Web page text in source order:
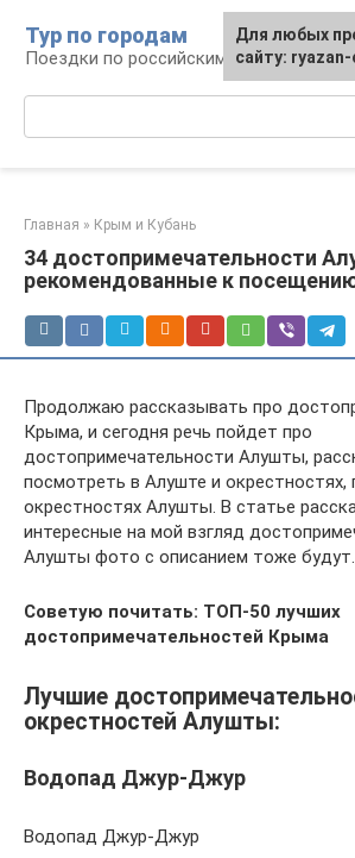
контенту
Тур по городам
Поездки по российским городам
Главная » Крым и Кубань
34 достопримечательности
рекомендованные к
Продолжаю рассказывать про
Крыма, и сегодня речь пойдет про
достопримечательности Алушты,
посмотреть в Алуште и окрестностях,
окрестностях Алушты. В статье
интересные на мой взгляд
Алушты фото с описанием тоже будут.
Советую почитать: ТОП-50 лучших
достопримечательностей Крыма
Лучшие
окрестностей Алушты:
Водопад Джур-Джур
Водопад Джур-Джур
Для любых
сайту: